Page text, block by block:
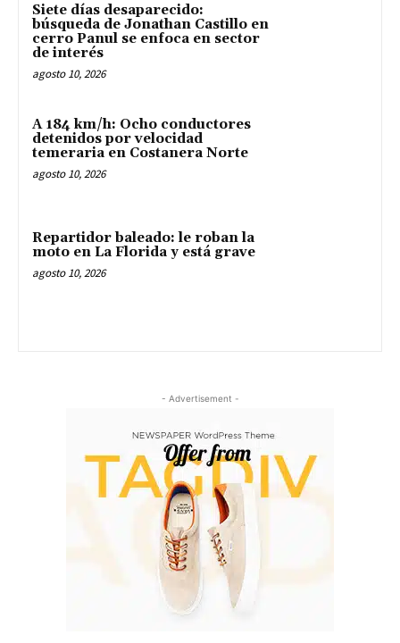
Siete días desaparecido:
búsqueda de Jonathan Castillo en
cerro Panul se enfoca en sector
de interés
agosto 10, 2026
A 184 km/h: Ocho conductores
detenidos por velocidad
temeraria en Costanera Norte
agosto 10, 2026
Repartidor baleado: le roban la
moto en La Florida y está grave
agosto 10, 2026
- Advertisement -